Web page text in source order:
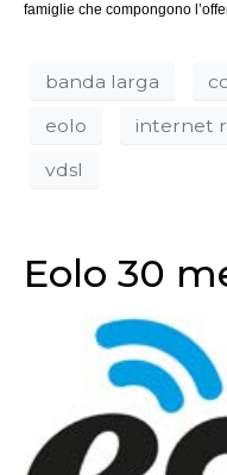
famiglie che compongono
banda larga
eolo
internet
vdsl
Eolo 30